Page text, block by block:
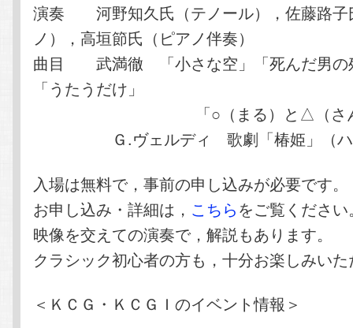
演奏 河野知久氏（テノール），佐藤路子
ノ），高垣節氏（ピアノ伴奏）
曲目 武満徹 「小さな空」「死んだ男の
「うたうだけ」
「○（まる）と△（さんか
Ｇ.ヴェルディ 歌劇「椿姫」（ハ
入場は無料で，事前の申し込みが必要です。
お申し込み・詳細は， こちらをご覧ください
映像を交えての演奏で，解説もあります。
クラシック初心者の方も，十分お楽しみい
＜ＫＣＧ・ＫＣＧＩのイベント情報＞